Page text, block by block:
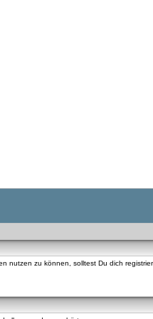
nutzen zu können, solltest Du dich